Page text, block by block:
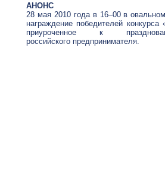
АНОНС
28 мая 2010 года в 16–00 в
награждение победителей
приуроченное к
российского предпринимателя.